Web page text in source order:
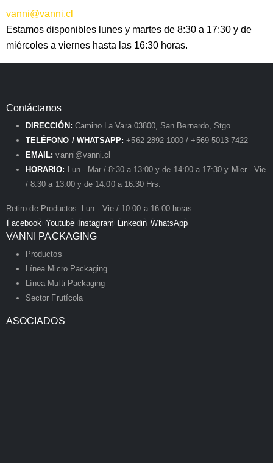
vanni@vanni.cl
Estamos disponibles lunes y martes de 8:30 a 17:30 y de
miércoles a viernes hasta las 16:30 horas.
Contáctanos
DIRECCIÓN: Camino La Vara 03800, San Bernardo, Stgo
TELÉFONO / WHATSAPP: +562 2892 1000 / +569 5013 7422
EMAIL: vanni@vanni.cl
HORARIO: Lun - Mar / 8:30 a 13:00 y de 14:00 a 17:30 y Mier - Vie
/ 8:30 a 13:00 y de 14:00 a 16:30 Hrs.
Retiro de Productos: Lun - Vie / 10:00 a 16:00 horas.
Facebook Youtube Instagram Linkedin WhatsApp
VANNI PACKAGING
Productos
Línea Micro Packaging
Línea Multi Packaging
Sector Frutícola
ASOCIADOS